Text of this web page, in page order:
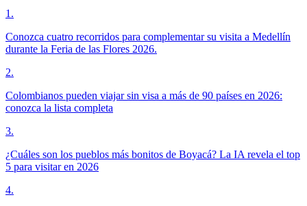
1 .
Conozca cuatro recorridos para complementar su visita a Medellín
durante la Feria de las Flores 2026.
2.
Colombianos pueden viajar sin visa a más de 90 países en 2026:
conozca la lista completa
3.
¿Cuáles son los pueblos más bonitos de Boyacá? La IA revela el top
5 para visitar en 2026
4.